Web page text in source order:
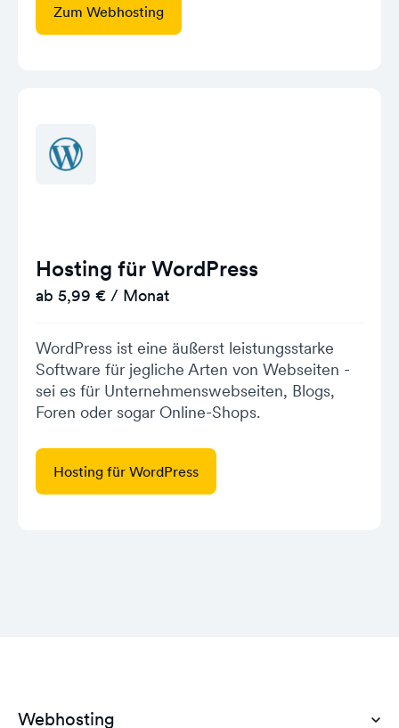
Zum Webhosting
Hosting für WordPress
ab 5,99 € / Monat
WordPress ist eine äußerst leistungsstarke
Software für jegliche Arten von Webseiten -
sei es für Unternehmenswebseiten, Blogs,
Foren oder sogar Online-Shops.
Hosting für WordPress
Webhosting